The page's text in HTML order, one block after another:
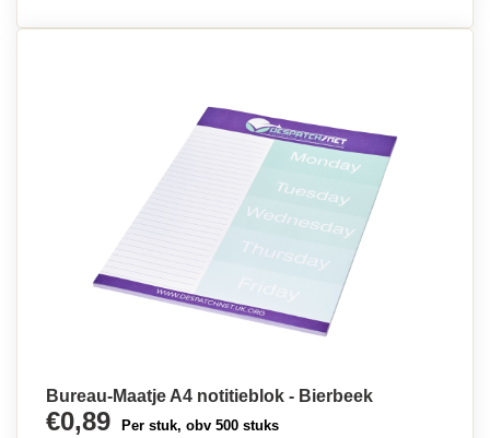
Bureau-Maatje A4 notitieblok - Bierbeek
€0,89 Per stuk, obv 500 stuks